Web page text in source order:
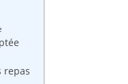
repas